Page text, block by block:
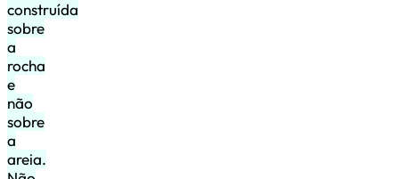
construída
sobre
a
rocha
e
não
sobre
a
areia.